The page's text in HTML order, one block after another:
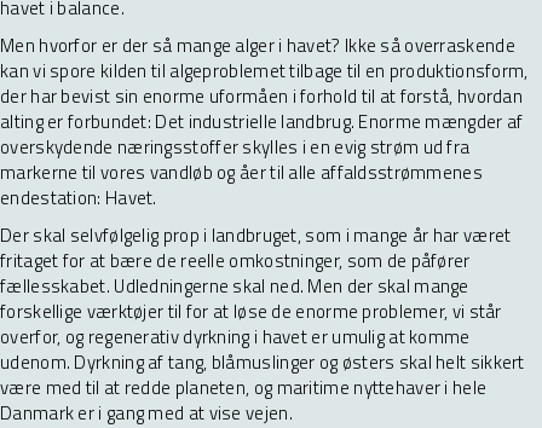
havet i balance.
Men hvorfor er der så mange alger i havet? Ikke så overraskende
kan vi spore kilden til algeproblemet tilbage til en produktionsform,
der har bevist sin enorme uformåen i forhold til at forstå, hvordan
alting er forbundet: Det industrielle landbrug. Enorme mængder af
overskydende næringsstoffer skylles i en evig strøm ud fra
markerne til vores vandløb og åer til alle affaldsstrømmenes
endestation: Havet.
Der skal selvfølgelig prop i landbruget, som i mange år har været
fritaget for at bære de reelle omkostninger, som de påfører
fællesskabet. Udledningerne skal ned. Men der skal mange
forskellige værktøjer til for at løse de enorme problemer, vi står
overfor, og regenerativ dyrkning i havet er umulig at komme
udenom. Dyrkning af tang, blåmuslinger og østers skal helt sikkert
være med til at redde planeten, og maritime nyttehaver i hele
Danmark er i gang med at vise vejen.